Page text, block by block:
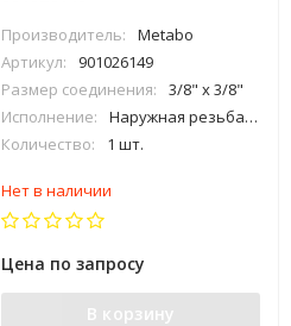
Производитель:
Metabo
Артикул:
901026149
Размер соединения:
3/8" x 3/8"
Исполнение:
Наружная резьба х наружная резьба
Количество:
1 шт.
Нет в наличии
Цена по запросу
В корзину